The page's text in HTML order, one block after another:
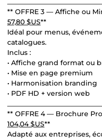
** OFFRE 3 — Affiche ou
57,80 $US**
Idéal pour menus,
catalogues.
Inclus :
• Affiche grand format ou
• Mise en page premium
• Harmonisation branding
• PDF HD + version web
** OFFRE 4 — Brochure
104,04 $US**
Adapté aux entreprises,